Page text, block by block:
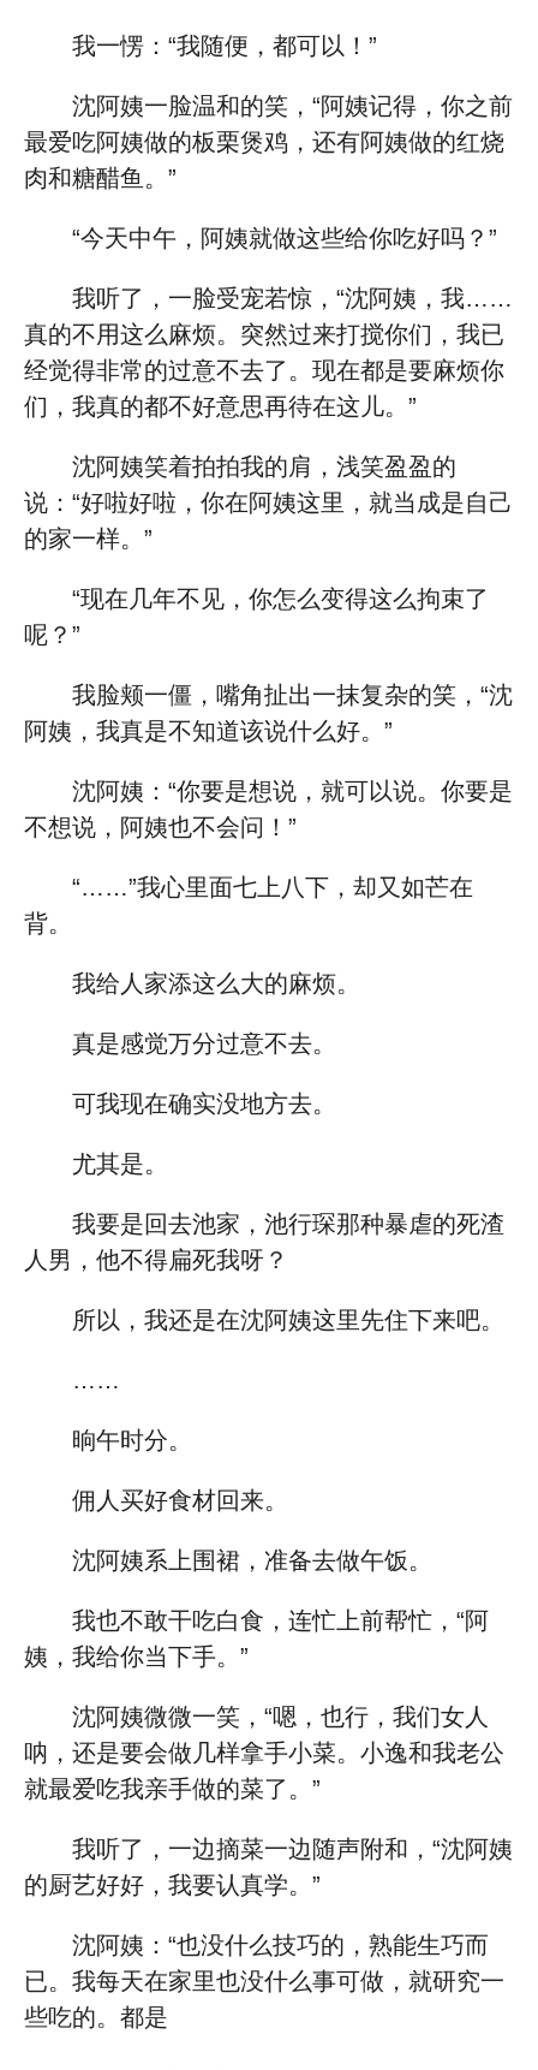
我一愣：“我随便，都可以！”
沈阿姨一脸温和的笑，“阿姨记得，你之前
最爱吃阿姨做的板栗煲鸡，还有阿姨做的红烧
肉和糖醋鱼。”
“今天中午，阿姨就做这些给你吃好吗？”
我听了，一脸受宠若惊，“沈阿姨，我……
真的不用这么麻烦。突然过来打搅你们，我已
经觉得非常的过意不去了。现在都是要麻烦你
们，我真的都不好意思再待在这儿。”
沈阿姨笑着拍拍我的肩，浅笑盈盈的
说：“好啦好啦，你在阿姨这里，就当成是自己
的家一样。”
“现在几年不见，你怎么变得这么拘束了
呢？”
我脸颊一僵，嘴角扯出一抹复杂的笑，“沈
阿姨，我真是不知道该说什么好。”
沈阿姨：“你要是想说，就可以说。你要是
不想说，阿姨也不会问！”
“……”我心里面七上八下，却又如芒在
背。
我给人家添这么大的麻烦。
真是感觉万分过意不去。
可我现在确实没地方去。
尤其是。
我要是回去池家，池行琛那种暴虐的死渣
人男，他不得扁死我呀？
所以，我还是在沈阿姨这里先住下来吧。
……
晌午时分。
佣人买好食材回来。
沈阿姨系上围裙，准备去做午饭。
我也不敢干吃白食，连忙上前帮忙，“阿
姨，我给你当下手。”
沈阿姨微微一笑，“嗯，也行，我们女人
呐，还是要会做几样拿手小菜。小逸和我老公
就最爱吃我亲手做的菜了。”
我听了，一边摘菜一边随声附和，“沈阿姨
的厨艺好好，我要认真学。”
沈阿姨：“也没什么技巧的，熟能生巧而
已。我每天在家里也没什么事可做，就研究一
些吃的。都是